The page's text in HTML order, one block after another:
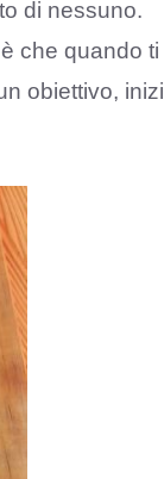
di nessuno.
che quando ti
obiettivo, inizi